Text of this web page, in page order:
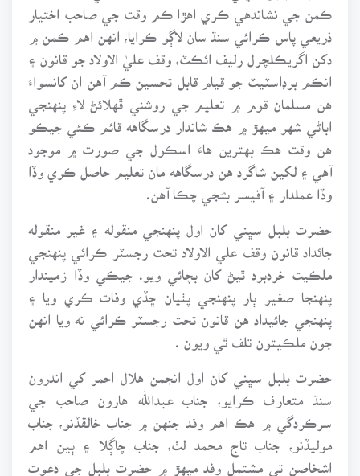
ڪمن جي نشاندهي ڪري اهڙا ڪم وقت جي صاحب اختيار
ذريعي پاس ڪرائي سنڌ سان لاڳو ڪرايا، انهن اهم ڪمن ۾
دکن اگريڪلچرل رليف ائڪٽ، وقف عليٰ الاولاد جو قانون ۽
انڪم برڊاسٽيٽ جو قيام قابل تحسين ڪم آهن ان کانسواءَ
هن مسلمان قوم ۾ تعليم جي روشني ڦهلائڻ لاءِ پنهنجي
اباڻي شهر ميهڙ ۾ هڪ شاندار درسگاهه قائم ڪئي جيڪو
هن وقت هڪ بهترين هاءَ اسڪول جي صورت ۾ موجود
آهي ۽ لکين شاگرد هن درسگاهه مان تعليم حاصل ڪري وڏا
وڏا عملدار ۽ آفيسر بڻجي چڪا آهن.
حضرت بلبل سڀني کان اول پنهنجي منقوله ۽ غير منقوله
جائداد قانون وقف علي الاولاد تحت رجسٽر ڪرائي پنهنجي
ملڪيت خردبرد ٿيڻ کان بچائي ويو. جيڪي وڏا زميندار
پنهنجا صغير ٻار پنهنجي پٺيان ڇڏي وفات ڪري ويا ۽
پنهنجي جائيداد هن قانون تحت رجسٽر ڪرائي نه ويا انهن
جون ملڪيتون تلف ٿي ويون .
حضرت بلبل سڀني کان اول انجمن هلال احمر کي اندرون
سنڌ متعارف ڪرايو، جناب عبدالله هارون صاحب جي
سرڪردگي ۾ هڪ اهم وفد جنهن ۾ جناب خالقڏنو، جناب
موليڏنو، جناب تاج محمد لٺ، جناب چاڳلا ۽ ٻين اهم
اشخاصن تي مشتمل وفد ميهڙ ۾ حضرت بلبل جي دعوت